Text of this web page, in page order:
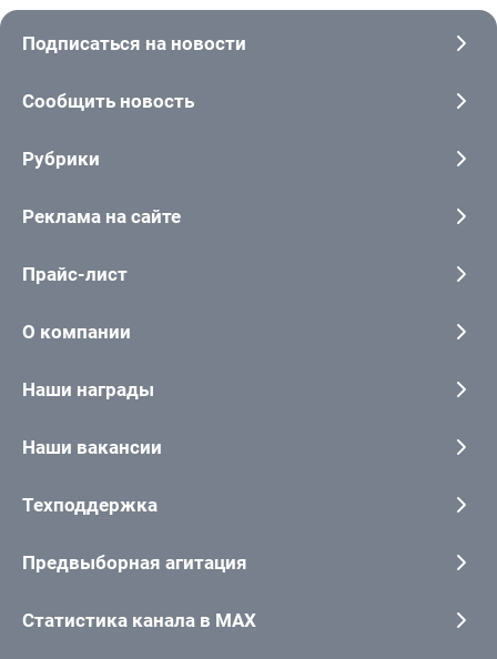
Подписаться на новости
Сообщить новость
Рубрики
Реклама на сайте
Прайс-лист
О компании
Наши награды
Наши вакансии
Техподдержка
Предвыборная агитация
Статистика канала в MAX